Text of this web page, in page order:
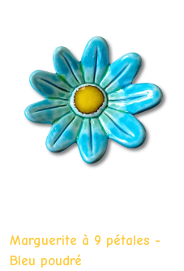
Marguerite à 9 pétales -
Bleu poudré